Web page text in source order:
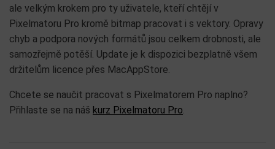
ale velkým krokem pro ty uživatele, kteří chtějí v
Pixelmatoru Pro kromě bitmap pracovat i s vektory. Opravy
chyb a podpora nových formátů jsou celkem drobnosti, ale
samozřejmě potěší. Update je k dispozici bezplatně všem
držitelům licence přes MacAppStore.
Chcete se naučit pracovat s Pixelmatorem Pro naplno?
Přihlaste se na náš kurz Pixelmatoru Pro.